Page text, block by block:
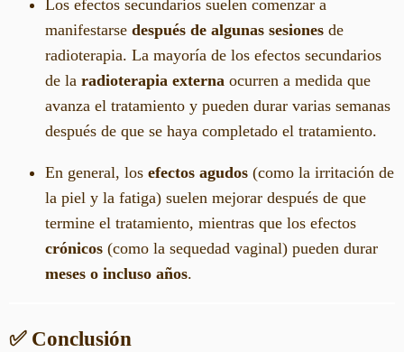
Los efectos secundarios suelen comenzar a
manifestarse después de algunas sesiones de
radioterapia. La mayoría de los efectos secundarios
de la radioterapia externa ocurren a medida que
avanza el tratamiento y pueden durar varias semanas
después de que se haya completado el tratamiento.
En general, los efectos agudos (como la irritación de
la piel y la fatiga) suelen mejorar después de que
termine el tratamiento, mientras que los efectos
crónicos (como la sequedad vaginal) pueden durar
meses o incluso años.
✅ Conclusión